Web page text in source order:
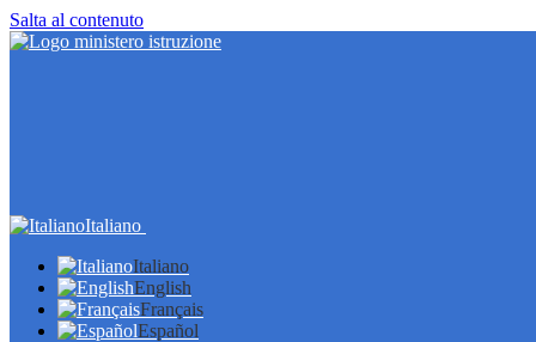
Salta al contenuto
Italiano
Italiano
English
Français
Español